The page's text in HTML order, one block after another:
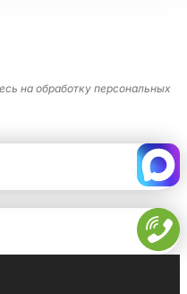
на обработку персональных